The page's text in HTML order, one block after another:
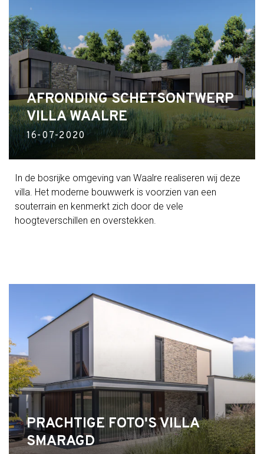
AFRONDING SCHETSONTWERP
VILLA WAALRE
16-07-2020
In de bosrijke omgeving van Waalre realiseren wij deze
villa. Het moderne bouwwerk is voorzien van een
souterrain en kenmerkt zich door de vele
hoogteverschillen en overstekken.
PRACHTIGE FOTO'S VILLA
SMARAGD